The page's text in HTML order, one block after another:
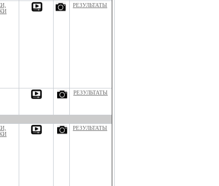
РЕЗУЛЬТАТЫ
РЕЗУЛЬТАТЫ
РЕЗУЛЬТАТЫ